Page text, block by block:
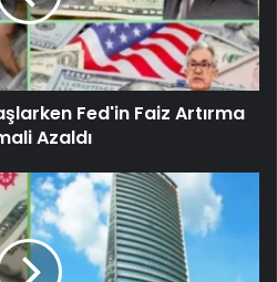
Fed'in Faiz Artırma
Azaldı